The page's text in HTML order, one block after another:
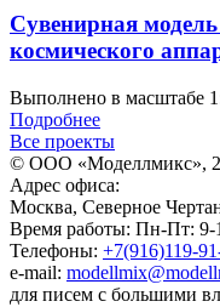
Сувенирная
космического
Выполнено в масштабе
Подробнее
Все проекты
© ООО «Моделлмикс»,
Адрес офиса:
Москва, Северное
Время работы: Пн-Пт: 9-
Телефоны: +7(916)119-
e-mail:
для писем с большими